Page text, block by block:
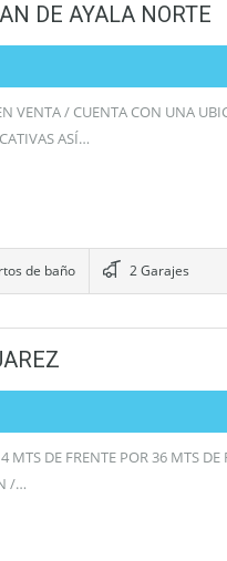
DE AYALA NORTE
VENTA / CUENTA CON UNA
ASÍ…
de baño 2 Garajes
MTS DE FRENTE POR 36 MTS
/…